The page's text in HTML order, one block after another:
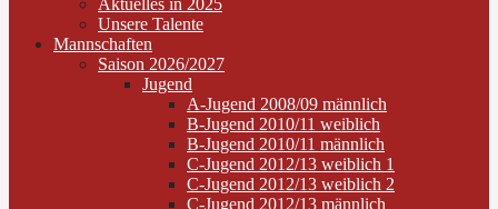
Aktuelles in 2025
Unsere Talente
Mannschaften
Saison 2026/2027
Jugend
A-Jugend 2008/09 männlich
B-Jugend 2010/11 weiblich
B-Jugend 2010/11 männlich
C-Jugend 2012/13 weiblich 1
C-Jugend 2012/13 weiblich 2
C-Jugend 2012/13 männlich